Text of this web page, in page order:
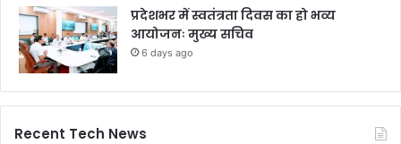
प्रदेशभर में स्वतंत्रता दिवस का हो भव्य
आयोजनः मुख्य सचिव
6 days ago
Recent Tech News